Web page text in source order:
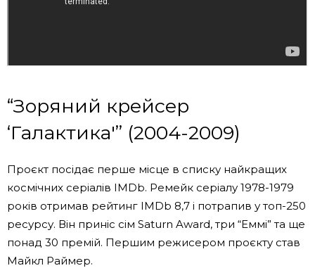
“Зоряний крейсер
‘Галактика'” (2004-2009)
Проєкт посідає перше місце в списку найкращих
космічних серіалів IMDb. Ремейк серіалу 1978-1979
років отримав рейтинг IMDb 8,7 і потрапив у топ-250
ресурсу. Він приніс сім Saturn Award, три “Еммі” та ще
понад 30 премій. Першим режисером проєкту став
Майкл Раймер.